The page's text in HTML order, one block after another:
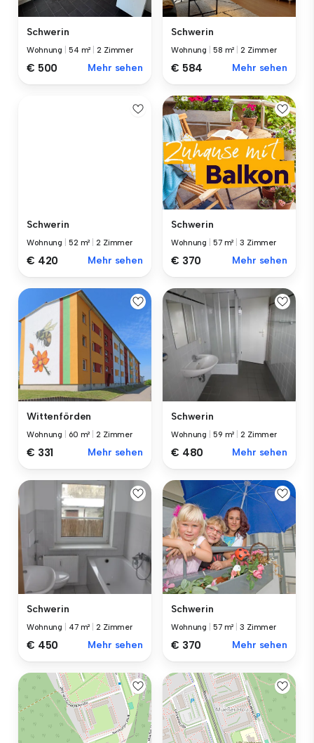
Schwerin
Wohnung 54 m² |2 Zimmer
€ 500 Mehr sehen
Schwerin
Wohnung 58 m² |2 Zimmer
€ 584 Mehr sehen
Schwerin
Wohnung 52 m² |2 Zimmer
€ 420 Mehr sehen
Schwerin
Wohnung 57 m² |3 Zimmer
€ 370 Mehr sehen
Wittenförden
Wohnung 60 m² |2 Zimmer
€ 331 Mehr sehen
Schwerin
Wohnung 59 m² |2 Zimmer
€ 480 Mehr sehen
Schwerin
Wohnung 47 m² |2 Zimmer
€ 450 Mehr sehen
Schwerin
Wohnung 57 m² |3 Zimmer
€ 370 Mehr sehen